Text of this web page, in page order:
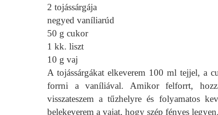
2 tojássárgája
negyed vaníliarúd
50 g cukor
1 kk. liszt
10 g vaj
A tojássárgákat elkeverem 100 ml tejjel, a
forrni a vaníliával. Amikor felforrt,
visszateszem a tűzhelyre és folyamatos
belekeverem a vajat, hogy szép fényes